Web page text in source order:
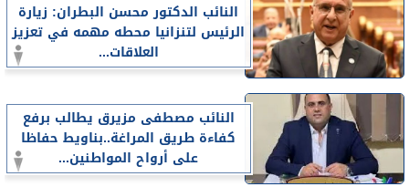
النائب الدكتور محسن البطران: زيارة
الرئيس لتنزانيا محطه مهمه في تعزيز
العلاقات...
النائب مصطفى مزيرق يطالب برفع
كفاءة طريق المراغة..بناويط حفاظا
على أرواح المواطنين...